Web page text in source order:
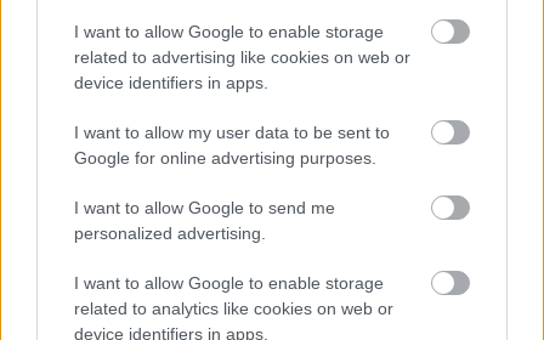
I want to allow Google to enable storage
related to advertising like cookies on web or
device identifiers in apps.
I want to allow my user data to be sent to
Google for online advertising purposes.
I want to allow Google to send me
personalized advertising.
I want to allow Google to enable storage
related to analytics like cookies on web or
device identifiers in apps.
Jarosław > Klasa A Przemyśl - sytuacja w tabeli
Przed meczami 18. kolejki - Jarosław > Klasa A Przemyśl gospodarze
(Grom Wyszatyce) zajmują 11. miejsce
Poniżej znajdziesz także ostatnie mecze obu drużyn oraz statystyki
bramkowe.
Grom Wyszatyce vs. Polonia II Przemyśl - relacja, wynik na żywo,
transmisja
Wynik meczu Grom Wyszatyce - Polonia II Przemyśl znajdziesz na naszej
stronie zaraz po jego zakończeniu. Jeżeli szukasz informacji meczowych,
zajrzyj tutaj:Grom Wyszatyce vs. Polonia II Przemyśl - wynik,
składy, strzelcy